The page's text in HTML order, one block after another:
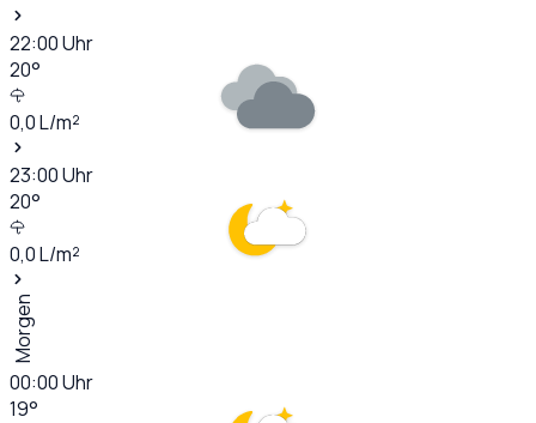
22:00Uhr
20°
0,0L/m²
23:00Uhr
20°
0,0L/m²
Morgen
00:00Uhr
19°